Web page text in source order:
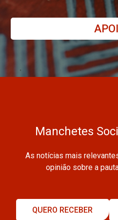
Manchetes
As notícias mais
opinião sobre a
QUERO RECEBER